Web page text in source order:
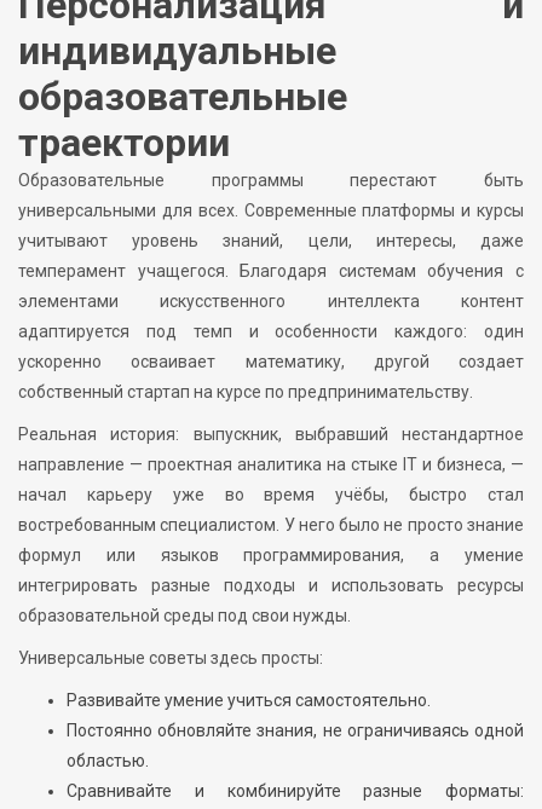
индивидуальные
образовательные
траектории
Образовательные программы перестают быть
универсальными для всех. Современные платформы и курсы
учитывают уровень знаний, цели, интересы, даже
темперамент учащегося. Благодаря системам обучения с
элементами искусственного интеллекта контент
адаптируется под темп и особенности каждого: один
ускоренно осваивает математику, другой создает
собственный стартап на курсе по предпринимательству.
Реальная история: выпускник, выбравший нестандартное
направление — проектная аналитика на стыке IT и бизнеса, —
начал карьеру уже во время учёбы, быстро стал
востребованным специалистом. У него было не просто знание
формул или языков программирования, а умение
интегрировать разные подходы и использовать ресурсы
образовательной среды под свои нужды.
Универсальные советы здесь просты:
Развивайте умение учиться самостоятельно.
Постоянно обновляйте знания, не ограничиваясь одной
областью.
Сравнивайте и комбинируйте разные форматы: